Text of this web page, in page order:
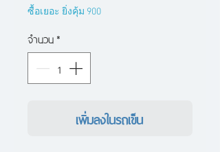
ซื้อเยอะ ยิ่งคุ้ม 900
จำนวน*
เพิ่มลงในรถเข็น